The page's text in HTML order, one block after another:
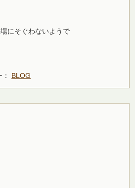
にそぐわないようで
BLOG